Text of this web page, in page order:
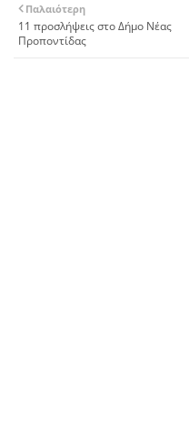
Παλαιότερη
11 προσλήψεις στο Δήμο Νέας
Προποντίδας